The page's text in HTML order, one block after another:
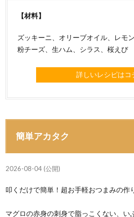
【材料】
ズッキーニ、オリーブオイル、レモ
粉チーズ、生ハム、シラス、桜えび
詳しいレシピはコ
簡単アカタク
2026-08-04 (公開)
叩くだけで簡単！超お手軽おつまみの作
マグロの赤身の刺身で脂っこくない、い